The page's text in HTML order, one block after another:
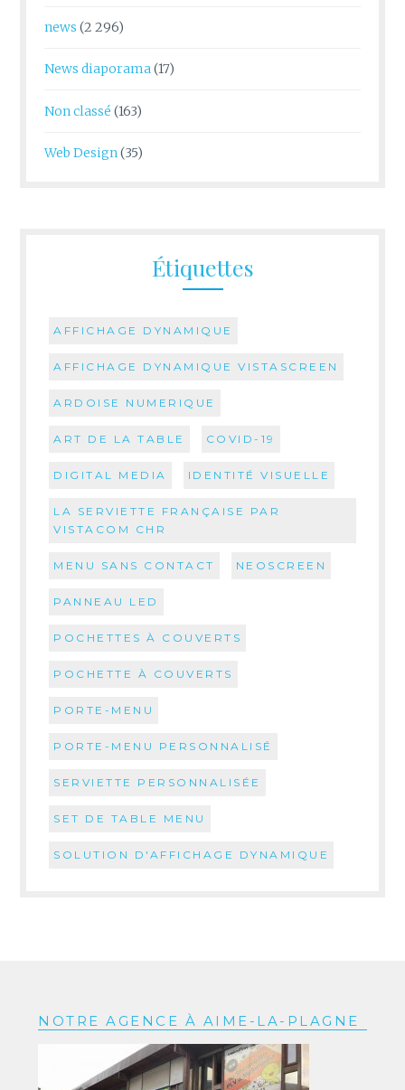
news (2 296)
News diaporama(17)
Non classé (163)
Web Design(35)
Étiquettes
AFFICHAGE DYNAMIQUE
AFFICHAGE DYNAMIQUE VISTASCREEN
ARDOISE NUMERIQUE
ART DE LA TABLE COVID-19
DIGITAL MEDIA IDENTITÉ VISUELLE
LA SERVIETTE FRANÇAISE PAR
VISTACOM CHR
MENU SANS CONTACT NEOSCREEN
PANNEAU LED
POCHETTES À COUVERTS
POCHETTE À COUVERTS
PORTE-MENU
PORTE-MENU PERSONNALISÉ
SERVIETTE PERSONNALISÉE
SET DE TABLE MENU
SOLUTION D'AFFICHAGE DYNAMIQUE
NOTRE AGENCE À AIME-LA-PLAGNE